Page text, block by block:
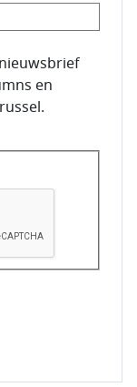
en
u een mens